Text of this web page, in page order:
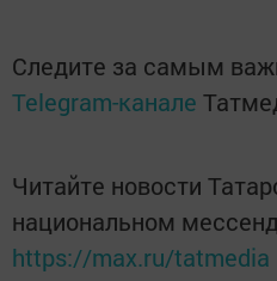
Следите за самым
Telegram-канале
Читайте новости
национальном
https://max.ru/tatmedia